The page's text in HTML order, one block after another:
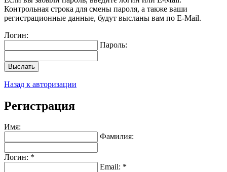
Контрольная строка для смены пароля, а также ваши
регистрационные данные, будут высланы вам по E-Mail.
Логин:
Пароль:
Выслать
Назад к авторизации
Регистрация
Имя:
Фамилия:
Логин: *
Email: *